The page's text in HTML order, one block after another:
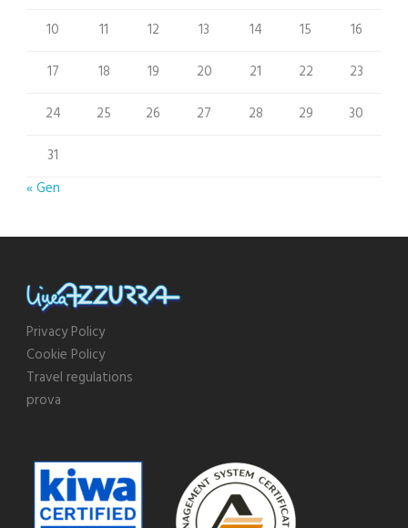
10
11 12 13 14 15
16
17
18 19 20 21 22
23
24
25 26 27 28 29
30
31
« Gen
Privacy Policy
Cookie Policy
Travel regulations
prova